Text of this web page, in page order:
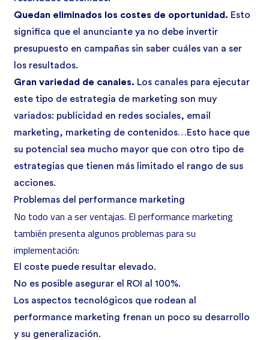
Quedan eliminados los costes de oportunidad. Esto
significa que el anunciante ya no debe invertir
presupuesto en campañas sin saber cuáles van a ser
los resultados.
Gran variedad de canales. Los canales para ejecutar
este tipo de estrategia de marketing son muy
variados: publicidad en redes sociales, email
marketing, marketing de contenidos…Esto hace que
su potencial sea mucho mayor que con otro tipo de
estrategias que tienen más limitado el rango de sus
acciones.
Problemas del performance marketing
No todo van a ser ventajas. El performance marketing
también presenta algunos problemas para su
implementación:
El coste puede resultar elevado.
No es posible asegurar el ROI al 100%.
Los aspectos tecnológicos que rodean al
performance marketing frenan un poco su desarrollo
y su generalización.